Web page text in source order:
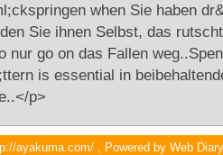
when Sie haben
Sie ihnen Selbst, das
nur go on das Fallen
is essential in
p>
ayakuma.com/ , Powered by Web